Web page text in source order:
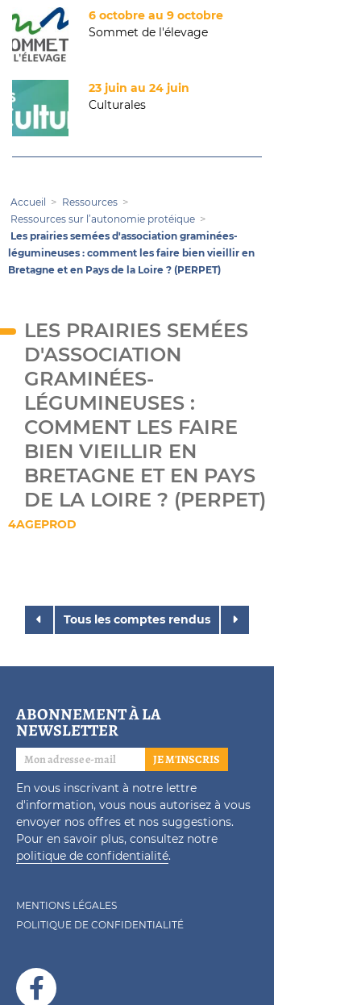
6 octobre au 9 octobre
Sommet de l'élevage
23 juin au 24 juin
Culturales
Accueil
Ressources
Ressources sur l’autonomie protéique
Les prairies semées d'association graminées-
légumineuses : comment les faire bien vieillir en
Bretagne et en Pays de la Loire ? (PERPET)
LES PRAIRIES SEMÉES
D'ASSOCIATION
GRAMINÉES-
LÉGUMINEUSES :
COMMENT LES FAIRE
BIEN VIEILLIR EN
BRETAGNE ET EN PAYS
DE LA LOIRE ? (PERPET)
4AGEPROD
Tous les comptes rendus
ABONNEMENT À LA
NEWSLETTER
JE M'INSCRIS
En vous inscrivant à notre lettre
d'information, vous nous autorisez à vous
envoyer nos offres et nos suggestions.
Pour en savoir plus, consultez notre
politique de confidentialité.
MENTIONS LÉGALES
POLITIQUE DE CONFIDENTIALITÉ